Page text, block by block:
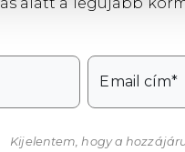
Email cím*
Kijelentem, hogy a